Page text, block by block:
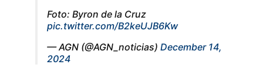
Foto: Byron de la Cruz
pic.twitter.com/B2keUJB6Kw
— AGN (@AGN_noticias) December 14,
2024